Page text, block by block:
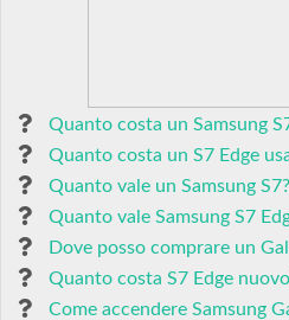
Quanto costa un Samsung
Quanto costa un S7 Edge
Quanto vale un Samsung S7?
Quanto vale Samsung S7
Dove posso comprare un
Quanto costa S7 Edge
Come accendere Samsung